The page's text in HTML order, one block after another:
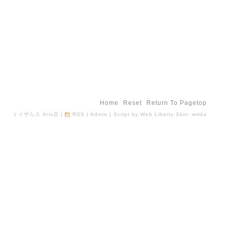
Home Reset Return To Pagetop
トイザらス Aris店 | RSS | Admin | Script by Web Liberty Skin: wmks